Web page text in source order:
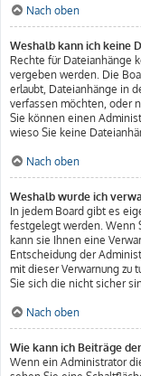
Nach oben
Weshalb kann ich keine
Rechte für Dateianhänge
vergeben werden. Die
erlaubt, Dateianhänge in
verfassen möchten, oder
Sie können einen
wieso Sie keine
Nach oben
Weshalb wurde ich
In jedem Board gibt es
festgelegt werden. Wenn
kann sie Ihnen eine
Entscheidung der
mit dieser Verwarnung zu
Sie sich die nicht sicher
Nach oben
Wie kann ich Beiträge
Wenn ein Administrator